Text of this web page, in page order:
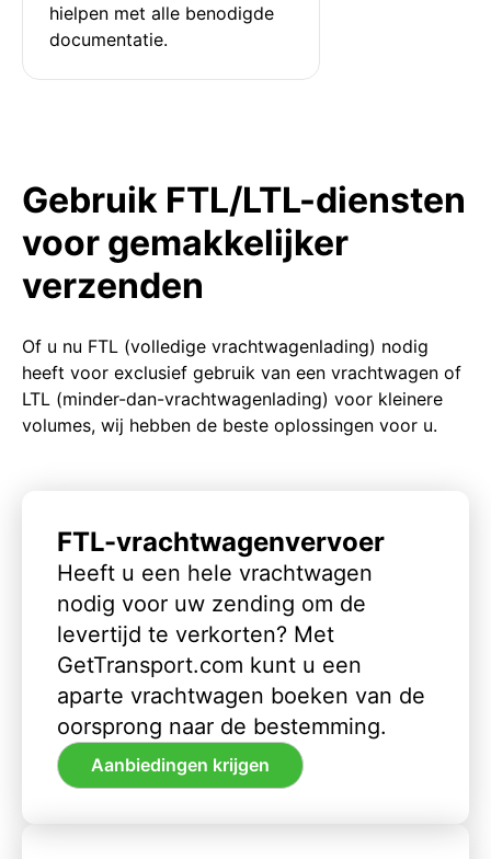
hielpen met alle benodigde
documentatie.
Gebruik FTL/LTL-diensten
voor gemakkelijker
verzenden
Of u nu FTL (volledige vrachtwagenlading) nodig
heeft voor exclusief gebruik van een vrachtwagen of
LTL (minder-dan-vrachtwagenlading) voor kleinere
volumes, wij hebben de beste oplossingen voor u.
FTL-vrachtwagenvervoer
Heeft u een hele vrachtwagen
nodig voor uw zending om de
levertijd te verkorten? Met
GetTransport.com kunt u een
aparte vrachtwagen boeken van de
oorsprong naar de bestemming.
Aanbiedingen krijgen